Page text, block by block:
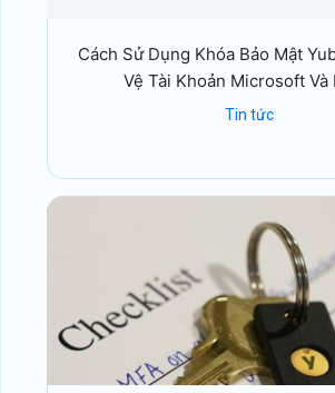
Cách Sử Dụng Khóa Bảo Mật
Vệ Tài Khoản Microsoft Và
Tin tức